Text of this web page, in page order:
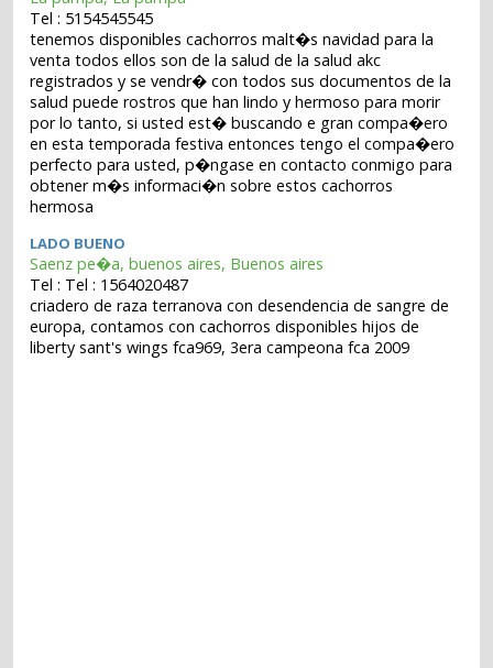
Tel : 5154545545
tenemos disponibles cachorros malt�s navidad para la
venta todos ellos son de la salud de la salud akc
registrados y se vendr� con todos sus documentos de la
salud puede rostros que han lindo y hermoso para morir
por lo tanto, si usted est� buscando e gran compa�ero
en esta temporada festiva entonces tengo el compa�ero
perfecto para usted, p�ngase en contacto conmigo para
obtener m�s informaci�n sobre estos cachorros
hermosa
LADO BUENO
Saenz pe�a, buenos aires, Buenos aires
Tel : Tel : 1564020487
criadero de raza terranova con desendencia de sangre de
europa, contamos con cachorros disponibles hijos de
liberty sant's wings fca969, 3era campeona fca 2009